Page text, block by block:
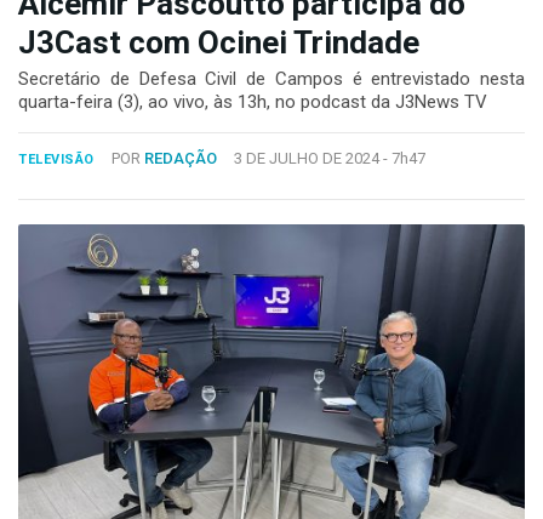
J3NEWS
COLUNAS
FALE
Copyright
Desenvolvido
por
Hesea
Tecnologia
Sistemas
J3Cast com Ocinei Trindade
Secretário de Defesa Civil de Campos é entrevistado nesta
quarta-feira (3), ao vivo, às 13h, no podcast da J3News TV
TELEVISÃO POR REDAÇÃO 3 DE JULHO DE 2024 - 7h47